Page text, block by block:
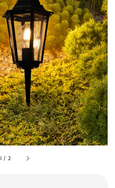
1 / 2